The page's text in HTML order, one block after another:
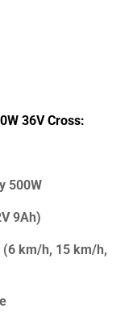
36V Cross:
500W
9Ah)
km/h, 15 km/h,